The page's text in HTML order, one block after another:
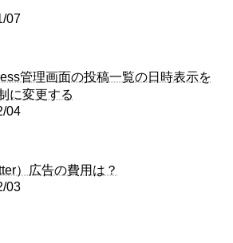
07
管理画面の投稿一覧の日時表示を
に変更する
04
）広告の費用は？
03